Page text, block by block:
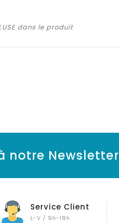
dans le produit
notre Newsletter
Service Client
L-V / 9h-18h